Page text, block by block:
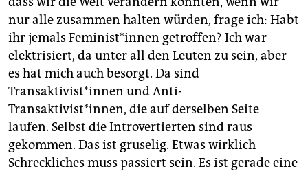
nur alle zusammen halten würden, frage ich: Habt
ihr jemals Feminist*innen getroffen? Ich war
elektrisiert, da unter all den Leuten zu sein, aber
es hat mich auch besorgt. Da sind
Transaktivist*innen und Anti-
Transaktivist*innen, die auf derselben Seite
laufen. Selbst die Introvertierten sind raus
gekommen. Das ist gruselig. Etwas wirklich
Schreckliches muss passiert sein. Es ist gerade eine